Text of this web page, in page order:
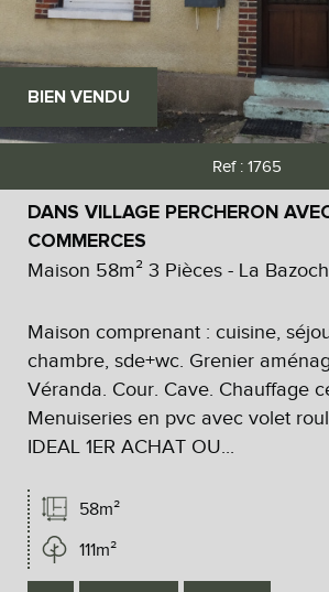
BIEN VENDU
Ref : 1765
DANS VILLAGE PERCHERON
COMMERCES
Maison 58m² 3 Pièces - La
Maison comprenant : cuisine,
chambre, sde+wc. Grenier
Véranda. Cour. Cave. Chauffage
Menuiseries en pvc avec volet
IDEAL 1ER ACHAT OU...
58m²
111m²